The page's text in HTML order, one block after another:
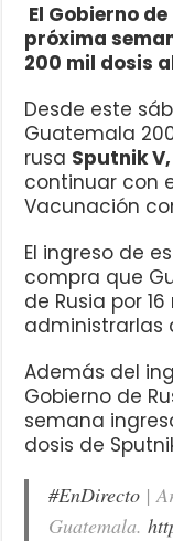
El Gobierno
próxima
200 mil dosis
Desde este
Guatemala
rusa Sputnik V,
continuar con
Vacunación
El ingreso de
compra que
de Rusia por
administrarlas
Además del
Gobierno de
semana
dosis de
#EnDirecto |
Guatemala.